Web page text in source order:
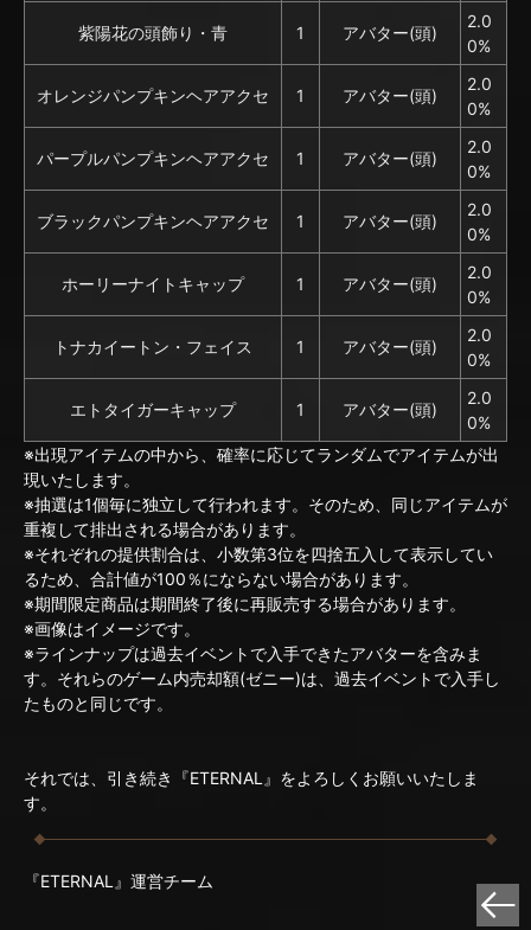
紫陽花の頭飾り・青 1 アバター(頭)
2.0
0%
オレンジパンプキンヘアアクセ 1 アバター(頭)
2.0
0%
パープルパンプキンヘアアクセ 1 アバター(頭)
2.0
0%
ブラックパンプキンヘアアクセ 1 アバター(頭)
2.0
0%
ホーリーナイトキャップ 1 アバター(頭)
2.0
0%
トナカイートン・フェイス 1 アバター(頭)
2.0
0%
エトタイガーキャップ 1 アバター(頭)
2.0
0%
※出現アイテムの中から、確率に応じてランダムでアイテムが出
現いたします。
※抽選は1個毎に独立して行われます。そのため、同じアイテムが
重複して排出される場合があります。
※それぞれの提供割合は、小数第3位を四捨五入して表示してい
るため、合計値が100％にならない場合があります。
※期間限定商品は期間終了後に再販売する場合があります。
※画像はイメージです。
※ラインナップは過去イベントで入手できたアバターを含みま
す。それらのゲーム内売却額(ゼニー)は、過去イベントで入手し
たものと同じです。
それでは、引き続き『ETERNAL』をよろしくお願いいたしま
す。
『ETERNAL』運営チーム